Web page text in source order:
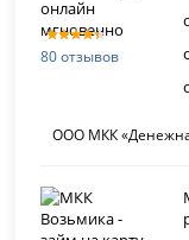
80 отзывов
ООО МКК